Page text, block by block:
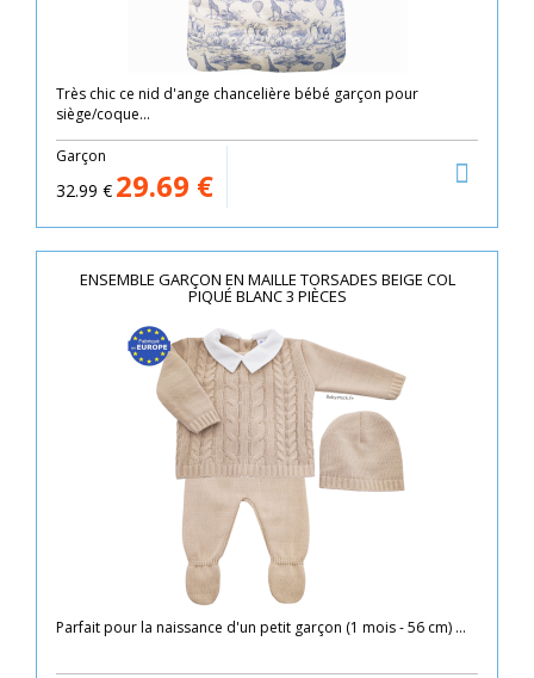
Très chic ce nid d'ange chancelière bébé garçon pour
siège/coque...
Garçon
32.99 € 29.69 €
ENSEMBLE GARÇON EN MAILLE TORSADES BEIGE COL
PIQUÉ BLANC 3 PIÈCES
Parfait pour la naissance d'un petit garçon (1 mois - 56 cm) ...